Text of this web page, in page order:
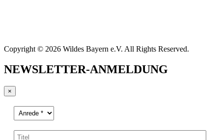
Copyright © 2026 Wildes Bayern e.V. All Rights Reserved.
NEWSLETTER-ANMELDUNG
×